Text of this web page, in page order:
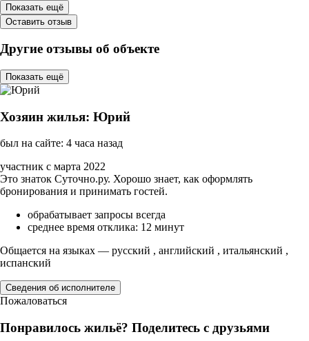
Показать ещё
Оставить отзыв
Другие отзывы об объекте
Показать ещё
Хозяин жилья: Юрий
был на сайте: 4 часа назад
участник с марта 2022
Это знаток Суточно.ру. Хорошо знает, как оформлять
бронирования и принимать гостей.
обрабатывает запросы всегда
среднее время отклика: 12 минут
Общается на языках — русский , английский , итальянский ,
испанский
Сведения об исполнителе
Пожаловаться
Понравилось жильё? Поделитесь с друзьями